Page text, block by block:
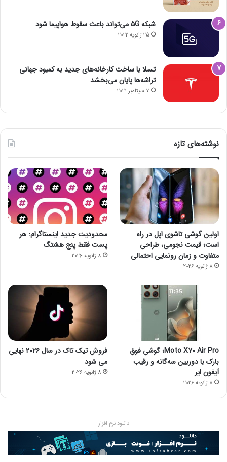
شبکه 5G می‌تواند باعث سقوط هواپیما شود
25 ژانویه 2022
تسلا با ساخت کارخانه‌های جدید به کمبود جهانی
تراشه‌ها پایان می‌بخشد
7 سپتامبر 2021
نوشته‌های تازه
اولین گوشی تاشوی اپل در راه
است؛ قیمت نجومی، طراحی
متفاوت و زمان رونمایی احتمالی
8 ژانویه 2026
محدودیت جدید اینستاگرام: هر
پست فقط پنج هشتگ
8 ژانویه 2026
Moto X70 Air Pro؛ گوشی فوق
بارک با دوربین سه‌گانه و رقیب
آیفون ایر
8 ژانویه 2026
فروش تیک تاک در سال ۲۰۲۶ نهایی
می شود
8 ژانویه 2026
دانلود نرم افزار